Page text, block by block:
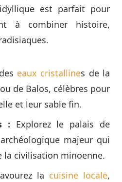
est parfait pour
à combiner histoire,
eaux cristallines de la
de Balos, célèbres pour
et leur sable fin.
: Explorez le palais de
majeur qui
la civilisation minoenne.
la cuisine locale,